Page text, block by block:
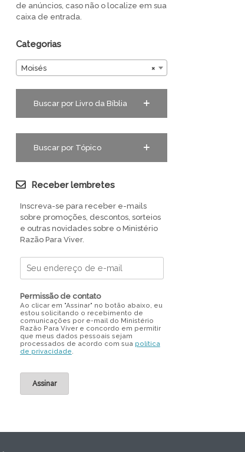
de anúncios, caso não o localize em sua
caixa de entrada.
Categorias
×
Moisés
Buscar por Livro da Bíblia
Buscar por Tópico
Receber lembretes
Inscreva-se para receber e-mails
sobre promoções, descontos, sorteios
e outras novidades sobre o Ministério
Razão Para Viver.
Permissão de contato
Ao clicar em "Assinar" no botão abaixo, eu
estou solicitando o recebimento de
comunicações por e-mail do Ministério
Razão Para Viver e concordo em permitir
que meus dados pessoais sejam
processados de acordo com sua política
de privacidade.